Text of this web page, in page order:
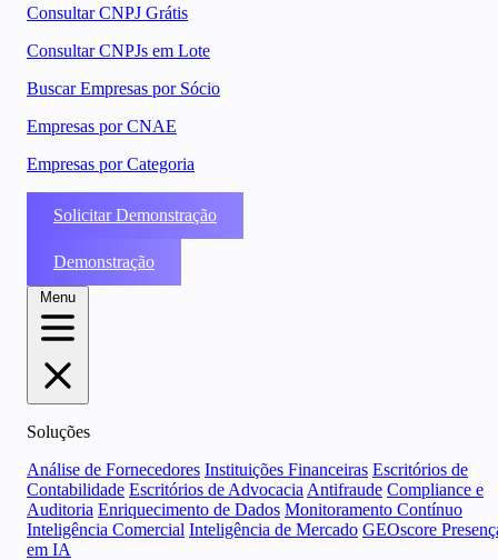
Consultar CNPJ Grátis
Consultar CNPJs em Lote
Buscar Empresas por Sócio
Empresas por CNAE
Empresas por Categoria
Solicitar Demonstração
Demonstração
Menu
Soluções
Análise de Fornecedores Instituições Financeiras Escritórios de
Contabilidade Escritórios de Advocacia Antifraude Compliance e
Auditoria Enriquecimento de Dados Monitoramento Contínuo
Inteligência Comercial Inteligência de Mercado GEOscore
em IA